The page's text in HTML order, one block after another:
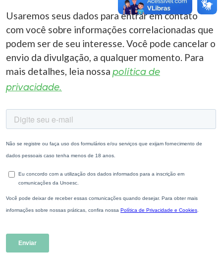
Usaremos seus dados para entrar em contato
com você sobre informações correlacionadas que
podem ser de seu interesse. Você pode cancelar o
envio da divulgação, a qualquer momento. Para
mais detalhes, leia nossa política de
privacidade.